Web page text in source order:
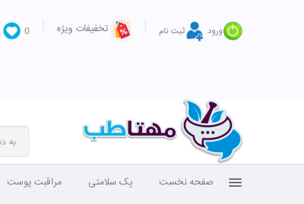
ورود ثبت نام تخفیفات ویژه 0
صفحه نخست پک سلامتی مراقبت پوست